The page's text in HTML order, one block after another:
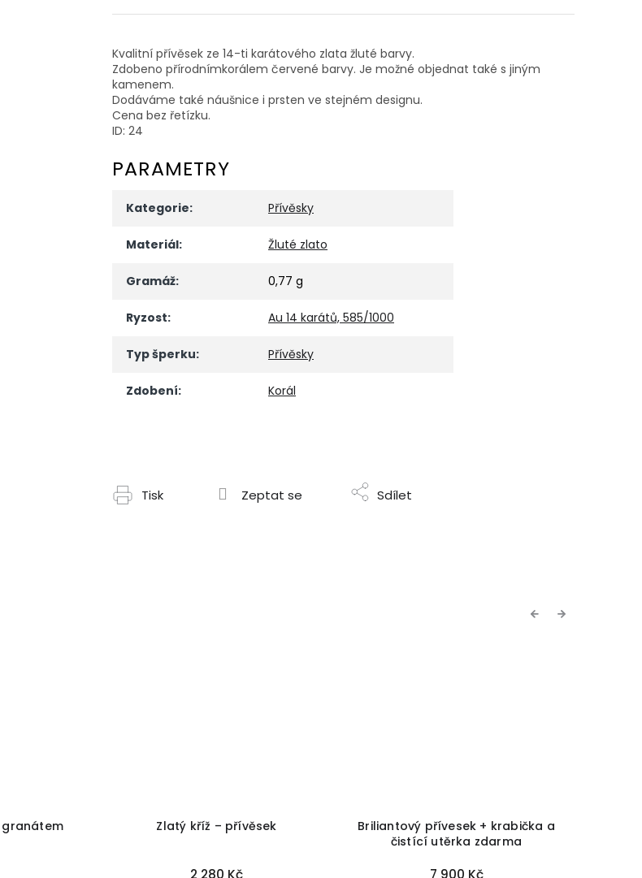
Kvalitní přívěsek ze 14-ti karátového zlata žluté barvy.
Zdobeno přírodnímkorálem červené barvy. Je možné objednat také s jiným
kamenem.
Dodáváme také náušnice i prsten ve stejném designu.
Cena bez řetízku.
ID: 24
PARAMETRY
Kategorie: Přívěsky
Materiál: Žluté zlato
Gramáž: 0,77 g
Ryzost: Au 14 karátů, 585/1000
Typ šperku: Přívěsky
Zdobení: Korál
Tisk Zeptat se Sdílet
Previous
granátem Zlatý kříž – přívěsek
2 280 Kč
Briliantový přívesek + krabička a
čistící utěrka zdarma
7 900 Kč
Next